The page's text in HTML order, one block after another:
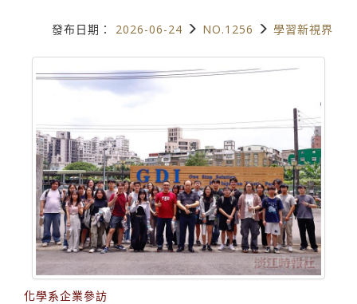
發布日期： 2026-06-24 NO.1256 學習新視界
化學系企業參訪